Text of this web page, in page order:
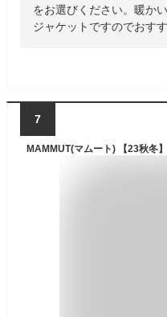
をお選びください。暖か
ジャケットですのでおすす
7